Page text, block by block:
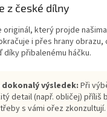
z české dílny
originál, který projde
i přes hrany
přibalenému háčku.
výsledek: Při
detail (např. obličej) příliš
s vámi ořez zkonzultují.